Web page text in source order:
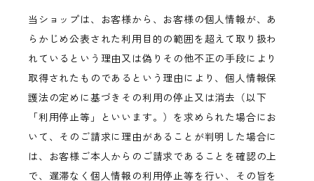
当ショップは、お客様から、お客様の個人情報が、あ
らかじめ公表された利用目的の範囲を超えて取り扱わ
れているという理由又は偽りその他不正の手段により
取得されたものであるという理由により、個人情報保
護法の定めに基づきその利用の停止又は消去（以下
「利用停止等」といいます。）を求められた場合にお
いて、そのご請求に理由があることが判明した場合に
は、お客様ご本人からのご請求であることを確認の上
で、遅滞なく個人情報の利用停止等を行い、その旨を